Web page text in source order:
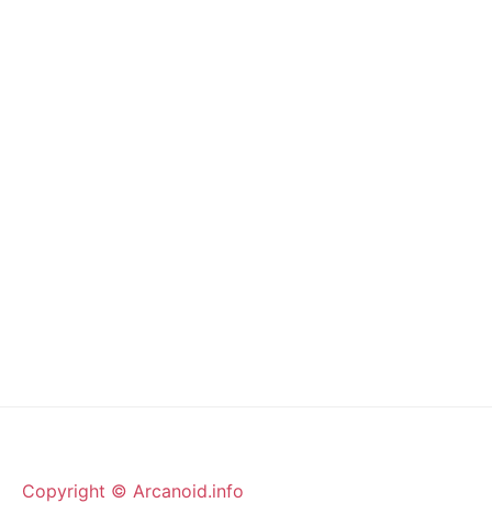
Copyright © Arcanoid.info